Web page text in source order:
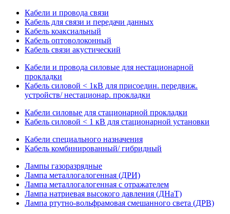
Кабели и провода связи
Кабель для связи и передачи данных
Кабель коаксиальный
Кабель оптоволоконный
Кабель связи акустический
Кабели и провода силовые для нестационарной
прокладки
Кабель силовой < 1кВ для присоедин. передвиж.
устройств/ нестационар. прокладки
Кабели силовые для стационарной прокладки
Кабель силовой < 1 кВ для стационарной установки
Кабели специального назначения
Кабель комбинированный/ гибридный
Лампы газоразрядные
Лампа металлогалогенная (ДРИ)
Лампа металлогалогенная с отражателем
Лампа натриевая высокого давления (ДНаТ)
Лампа ртутно-вольфрамовая смешанного света (ДРВ)